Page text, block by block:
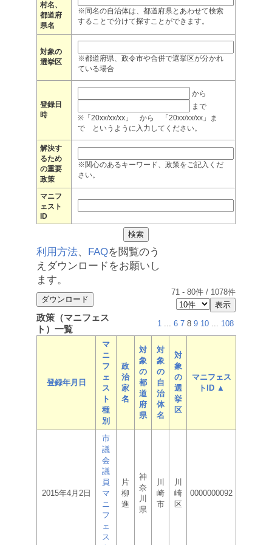
村名、
都道府
県名
※同名の自治体は、都道府県とあわせて検索
することで分けて探すことができます。
対象の
選挙区
※都道府県、政令市や合併で選挙区が分かれ
ている場合
登録日
時
から
まで
※「20xx/xx/xx」 から 「20xx/xx/xx」ま
で というように入力してください。
解決す
るため
の重要
政策
※関心のあるキーワード、政策をご記入くだ
さい。
マニフ
ェスト
ID
利用方法、 FAQを閲覧のう
えダウンロードをお願いし
ます。
71 - 80件 / 1078件
政策（マニフェス
ト）一覧
1 ... 6 7 8 9 10 ... 108
登録年月日
マ
ニ
フ
ェ
ス
ト
種
別
政
治
家
名
対
象
の
都
道
府
県
対
象
の
自
治
体
名
対
象
の
選
挙
区
マニフェス
トID ▲
2015年4月2日
市
議
会
議
員
マ
ニ
フ
ェ
ス
片
柳
進
神
奈
川
県
川
崎
市
川
崎
区
0000000092